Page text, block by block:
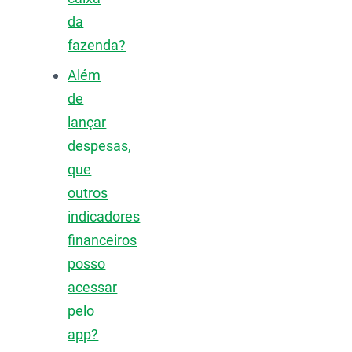
da
fazenda?
Além
de
lançar
despesas,
que
outros
indicadores
financeiros
posso
acessar
pelo
app?